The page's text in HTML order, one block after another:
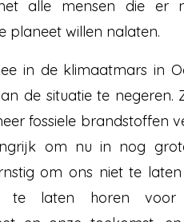
alle mensen die er
planeet willen nalaten.
in de klimaatmars in
de situatie te negeren.
fossiele brandstoffen
om nu in nog
om ons niet te
te laten horen voor